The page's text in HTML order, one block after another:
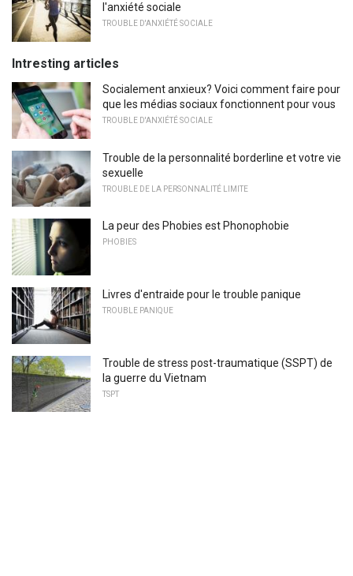
l'anxiété sociale
TROUBLE D'ANXIÉTÉ SOCIALE
Intresting articles
Socialement anxieux? Voici comment faire pour
que les médias sociaux fonctionnent pour vous
TROUBLE D'ANXIÉTÉ SOCIALE
Trouble de la personnalité borderline et votre vie
sexuelle
TROUBLE DE LA PERSONNALITÉ LIMITE
La peur des Phobies est Phonophobie
PHOBIES
Livres d'entraide pour le trouble panique
TROUBLE PANIQUE
Trouble de stress post-traumatique (SSPT) de
la guerre du Vietnam
TSPT